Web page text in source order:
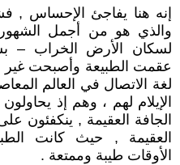
إنه هنا يفاجئ الإحساس ,
والذي هو من أجمل
لسكان الأرض الخراب –
عقمت الطبيعة وأصبحت غير
لغة الاتصال في العالم
الإيلام لهم ، وهم إذ
الجافة العقيمة , ينكفئون
العقيمة , حيث كانت
الأوقات طيبة وممتعة .